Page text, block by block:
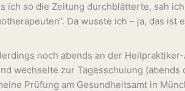
ich so die Zeitung durchblätterte, sah
Da wusste ich – ja, das ist
noch abends an der
wechselte zur Tagesschulung
Prüfung am Gesundheitsamt in